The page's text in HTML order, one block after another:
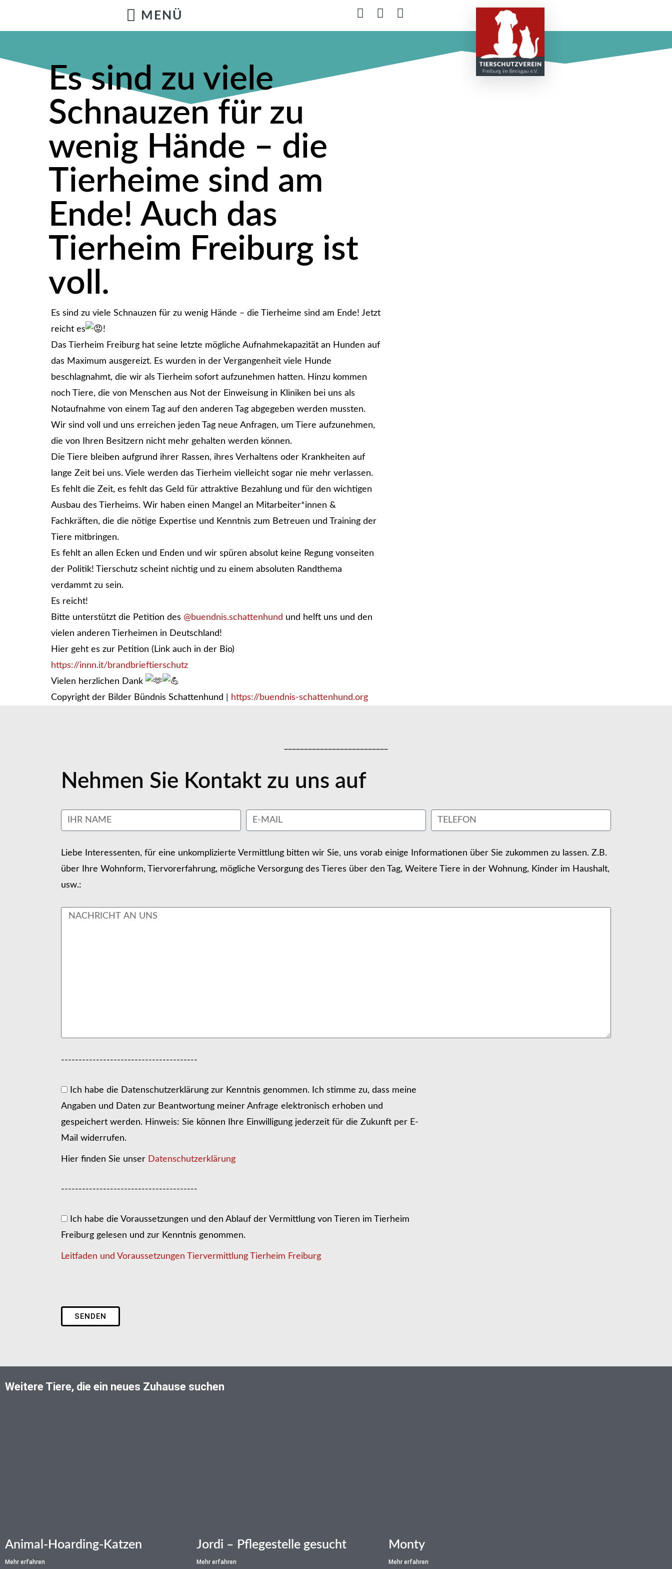
Es sind zu viele
Schnauzen für zu
wenig Hände – die
Tierheime sind am
Ende! Auch das
Tierheim Freiburg ist
voll.
Es sind zu viele Schnauzen für zu wenig Hände – die Tierheime sind am Ende! Jetzt
reicht es
!
Das Tierheim Freiburg hat seine letzte mögliche Aufnahmekapazität an Hunden auf
das Maximum ausgereizt. Es wurden in der Vergangenheit viele Hunde
beschlagnahmt, die wir als Tierheim sofort aufzunehmen hatten. Hinzu kommen
noch Tiere, die von Menschen aus Not der Einweisung in Kliniken bei uns als
Notaufnahme von einem Tag auf den anderen Tag abgegeben werden mussten.
Wir sind voll und uns erreichen jeden Tag neue Anfragen, um Tiere aufzunehmen,
die von Ihren Besitzern nicht mehr gehalten werden können.
Die Tiere bleiben aufgrund ihrer Rassen, ihres Verhaltens oder Krankheiten auf
lange Zeit bei uns. Viele werden das Tierheim vielleicht sogar nie mehr verlassen.
Es fehlt die Zeit, es fehlt das Geld für attraktive Bezahlung und für den wichtigen
Ausbau des Tierheims. Wir haben einen Mangel an Mitarbeiter*innen &
Fachkräften, die die nötige Expertise und Kenntnis zum Betreuen und Training der
Tiere mitbringen.
Es fehlt an allen Ecken und Enden und wir spüren absolut keine Regung vonseiten
der Politik! Tierschutz scheint nichtig und zu einem absoluten Randthema
verdammt zu sein.
Es reicht!
Bitte unterstützt die Petition des @buendnis.schattenhund und helft uns und den
vielen anderen Tierheimen in Deutschland!
Hier geht es zur Petition (Link auch in der Bio)
https://innn.it/brandbrieftierschutz
Vielen herzlichen Dank
Copyright der Bilder Bündnis Schattenhund |
https://buendnis-schattenhund.org
Nehmen Sie Kontakt zu uns auf
Liebe Interessenten, für eine unkomplizierte Vermittlung bitten wir Sie, uns vorab einige Informationen über Sie zukommen zu lassen. Z.B.
über Ihre Wohnform, Tiervorerfahrung, mögliche Versorgung des Tieres über den Tag, Weitere Tiere in der Wohnung, Kinder im Haushalt,
usw.:
---------------------------------------
Ich habe die Datenschutzerklärung zur Kenntnis genommen. Ich stimme zu, dass meine
Angaben und Daten zur Beantwortung meiner Anfrage elektronisch erhoben und
gespeichert werden. Hinweis: Sie können Ihre Einwilligung jederzeit für die Zukunft per E-
Mail widerrufen.
Hier finden Sie unser Datenschutzerklärung
---------------------------------------
Ich habe die Voraussetzungen und den Ablauf der Vermittlung von Tieren im Tierheim
Freiburg gelesen und zur Kenntnis genommen.
Leitfaden und Voraussetzungen Tiervermittlung Tierheim Freiburg
SENDEN
Weitere Tiere, die ein neues Zuhause suchen
Animal-Hoarding-Katzen
Mehr erfahren
Jordi – Pflegestelle gesucht
Mehr erfahren
Monty
Mehr erfahren